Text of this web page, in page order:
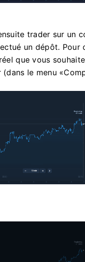
trader sur un
un dépôt. Pour
que vous
le menu